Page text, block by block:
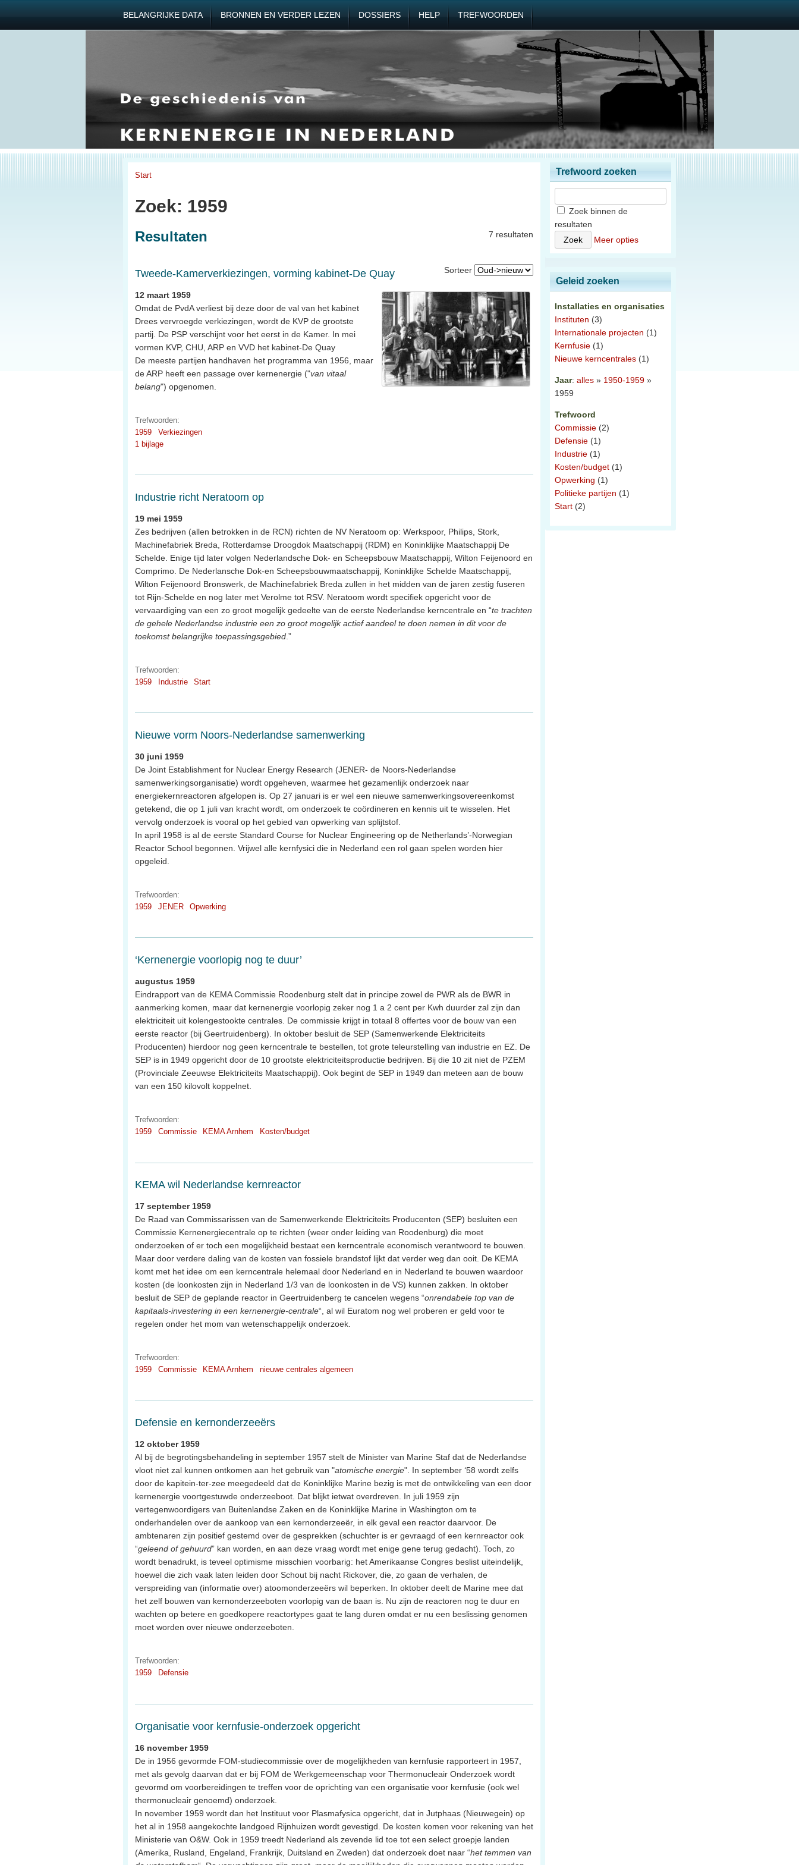
BELANGRIJKE DATA BRONNEN EN VERDER LEZEN DOSSIERS HELP TREFWOORDEN
Start
Zoek: 1959
7 resultaten
Resultaten
Sorteer
Tweede-Kamerverkiezingen, vorming kabinet-De Quay
12 maart 1959
Omdat de PvdA verliest bij deze door de val van het kabinet
Drees vervroegde verkiezingen, wordt de KVP de grootste
partij. De PSP verschijnt voor het eerst in de Kamer. In mei
vormen KVP, CHU, ARP en VVD het kabinet-De Quay
De meeste partijen handhaven het programma van 1956, maar
de ARP heeft een passage over kernenergie ("van vitaal
belang") opgenomen.
Trefwoorden:
1959
Verkiezingen
1 bijlage
Industrie richt Neratoom op
19 mei 1959
Zes bedrijven (allen betrokken in de RCN) richten de NV Neratoom op: Werkspoor, Philips, Stork,
Machinefabriek Breda, Rotterdamse Droogdok Maatschappij (RDM) en Koninklijke Maatschappij De
Schelde. Enige tijd later volgen Nederlandsche Dok- en Scheepsbouw Maatschappij, Wilton Feijenoord en
Comprimo. De Nederlansche Dok-en Scheepsbouwmaatschappij, Koninklijke Schelde Maatschappij,
Wilton Feijenoord Bronswerk, de Machinefabriek Breda zullen in het midden van de jaren zestig fuseren
tot Rijn-Schelde en nog later met Verolme tot RSV. Neratoom wordt specifiek opgericht voor de
vervaardiging van een zo groot mogelijk gedeelte van de eerste Nederlandse kerncentrale en “te trachten
de gehele Nederlandse industrie een zo groot mogelijk actief aandeel te doen nemen in dit voor de
toekomst belangrijke toepassingsgebied .”
Trefwoorden:
1959
Industrie Start
Nieuwe vorm Noors-Nederlandse samenwerking
30 juni 1959
De Joint Establishment for Nuclear Energy Research (JENER- de Noors-Nederlandse
samenwerkingsorganisatie) wordt opgeheven, waarmee het gezamenlijk onderzoek naar
energiekernreactoren afgelopen is. Op 27 januari is er wel een nieuwe samenwerkingsovereenkomst
getekend, die op 1 juli van kracht wordt, om onderzoek te coördineren en kennis uit te wisselen. Het
vervolg onderzoek is vooral op het gebied van opwerking van splijtstof.
In april 1958 is al de eerste Standard Course for Nuclear Engineering op de Netherlands’-Norwegian
Reactor School begonnen. Vrijwel alle kernfysici die in Nederland een rol gaan spelen worden hier
opgeleid.
Trefwoorden:
1959
JENER Opwerking
‘Kernenergie voorlopig nog te duur’
augustus 1959
Eindrapport van de KEMA Commissie Roodenburg stelt dat in principe zowel de PWR als de BWR in
aanmerking komen, maar dat kernenergie voorlopig zeker nog 1 a 2 cent per Kwh duurder zal zijn dan
elektriciteit uit kolengestookte centrales. De commissie krijgt in totaal 8 offertes voor de bouw van een
eerste reactor (bij Geertruidenberg). In oktober besluit de SEP (Samenwerkende Elektriciteits
Producenten) hierdoor nog geen kerncentrale te bestellen, tot grote teleurstelling van industrie en EZ. De
SEP is in 1949 opgericht door de 10 grootste elektriciteitsproductie bedrijven. Bij die 10 zit niet de PZEM
(Provinciale Zeeuwse Elektriciteits Maatschappij). Ook begint de SEP in 1949 dan meteen aan de bouw
van een 150 kilovolt koppelnet.
Trefwoorden:
1959
Commissie KEMA Arnhem Kosten/budget
KEMA wil Nederlandse kernreactor
17 september 1959
De Raad van Commissarissen van de Samenwerkende Elektriciteits Producenten (SEP) besluiten een
Commissie Kernenergiecentrale op te richten (weer onder leiding van Roodenburg) die moet
onderzoeken of er toch een mogelijkheid bestaat een kerncentrale economisch verantwoord te bouwen.
Maar door verdere daling van de kosten van fossiele brandstof lijkt dat verder weg dan ooit. De KEMA
komt met het idee om een kerncentrale helemaal door Nederland en in Nederland te bouwen waardoor
kosten (de loonkosten zijn in Nederland 1/3 van de loonkosten in de VS) kunnen zakken. In oktober
besluit de SEP de geplande reactor in Geertruidenberg te cancelen wegens “onrendabele top van de
kapitaals-investering in een kernenergie-centrale“, al wil Euratom nog wel proberen er geld voor te
regelen onder het mom van wetenschappelijk onderzoek.
Trefwoorden:
1959
Commissie KEMA Arnhem nieuwe centrales algemeen
Defensie en kernonderzeeërs
12 oktober 1959
Al bij de begrotingsbehandeling in september 1957 stelt de Minister van Marine Staf dat de Nederlandse
vloot niet zal kunnen ontkomen aan het gebruik van "atomische energie". In september ‘58 wordt zelfs
door de kapitein-ter-zee meegedeeld dat de Koninklijke Marine bezig is met de ontwikkeling van een door
kernenergie voortgestuwde onderzeeboot. Dat blijkt ietwat overdreven. In juli 1959 zijn
vertegenwoordigers van Buitenlandse Zaken en de Koninklijke Marine in Washington om te
onderhandelen over de aankoop van een kernonderzeeër, in elk geval een reactor daarvoor. De
ambtenaren zijn positief gestemd over de gesprekken (schuchter is er gevraagd of een kernreactor ook
“geleend of gehuurd” kan worden, en aan deze vraag wordt met enige gene terug gedacht). Toch, zo
wordt benadrukt, is teveel optimisme misschien voorbarig: het Amerikaanse Congres beslist uiteindelijk,
hoewel die zich vaak laten leiden door Schout bij nacht Rickover, die, zo gaan de verhalen, de
verspreiding van (informatie over) atoomonderzeeërs wil beperken. In oktober deelt de Marine mee dat
het zelf bouwen van kernonderzeeboten voorlopig van de baan is. Nu zijn de reactoren nog te duur en
wachten op betere en goedkopere reactortypes gaat te lang duren omdat er nu een beslissing genomen
moet worden over nieuwe onderzeeboten.
Trefwoorden:
1959
Defensie
Organisatie voor kernfusie-onderzoek opgericht
16 november 1959
De in 1956 gevormde FOM-studiecommissie over de mogelijkheden van kernfusie rapporteert in 1957,
met als gevolg daarvan dat er bij FOM de Werkgemeenschap voor Thermonucleair Onderzoek wordt
gevormd om voorbereidingen te treffen voor de oprichting van een organisatie voor kernfusie (ook wel
thermonucleair genoemd) onderzoek.
In november 1959 wordt dan het Instituut voor Plasmafysica opgericht, dat in Jutphaas (Nieuwegein) op
het al in 1958 aangekochte landgoed Rijnhuizen wordt gevestigd. De kosten komen voor rekening van het
Ministerie van O&W. Ook in 1959 treedt Nederland als zevende lid toe tot een select groepje landen
(Amerika, Rusland, Engeland, Frankrijk, Duitsland en Zweden) dat onderzoek doet naar “het temmen van
Trefwoord zoeken
Zoek binnen de
resultaten
Meer opties
Geleid zoeken
Installaties en organisaties
Instituten (3)
Internationale projecten (1)
Kernfusie (1)
Nieuwe kerncentrales (1)
Jaar: alles » 1950-1959 »
1959
Trefwoord
Commissie (2)
Defensie (1)
Industrie (1)
Kosten/budget (1)
Opwerking (1)
Politieke partijen (1)
Start (2)